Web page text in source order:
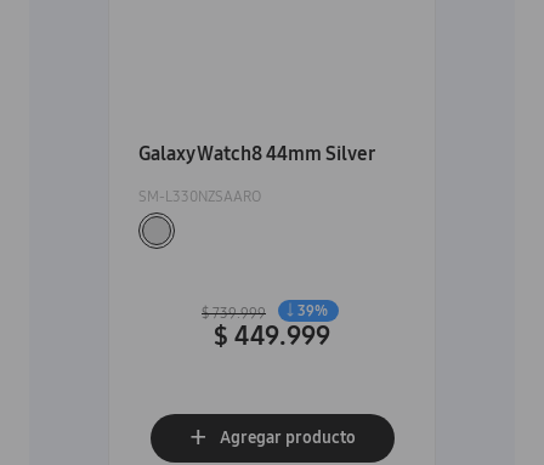
Galaxy Watch8 44mm Silver
SM-L330NZSAARO
$739.999
$ 449.999
39%
Agregar producto